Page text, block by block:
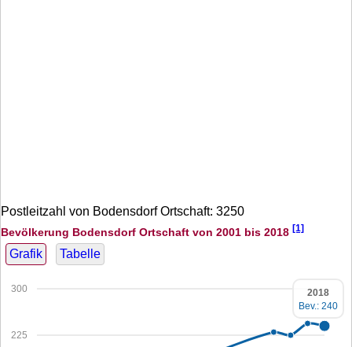
Postleitzahl von Bodensdorf Ortschaft: 3250
Bevölkerung Bodensdorf Ortschaft von 2001 bis 2018 [1]
Grafik Tabelle
225
300
2018
Bev.: 240